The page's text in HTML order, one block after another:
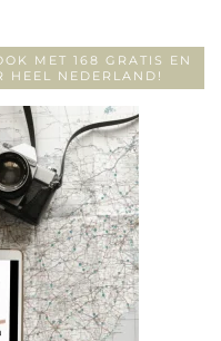
MET 168 GRATIS EN
HEEL NEDERLAND!